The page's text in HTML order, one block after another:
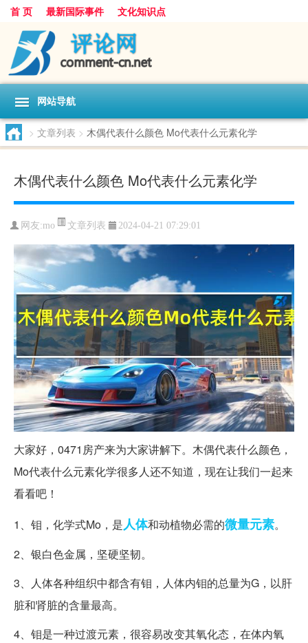
首 页 最新国际事件 文化知识点
网站导航
> 文章列表 > 木偶代表什么颜色 Mo代表什么元素化学
木偶代表什么颜色 Mo代表什么元素化学
网友:mo 文章列表 2024-04-21 07:29:01
大家好，0471房产来为大家讲解下。木偶代表什么颜色，
Mo代表什么元素化学很多人还不知道，现在让我们一起来
看看吧！
1、钼，化学式Mo，是人体和动植物必需的微量元素。
2、银白色金属，坚硬坚韧。
3、人体各种组织中都含有钼，人体内钼的总量为G，以肝
脏和肾脏的含量最高。
4、钼是一种过渡元素，很容易改变其氧化态，在体内氧